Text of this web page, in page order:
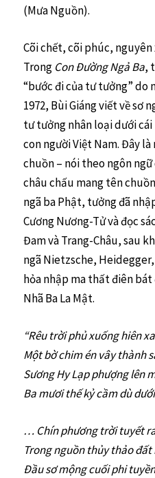
(Mưa Nguồn).
Cõi chết, cõi phúc,
Trong Con Đường Ngả Ba,
“bước đi của tư tưởng” do
1972, Bùi Giáng viết về sơ
tư tưởng nhân loại dưới
con người Việt Nam. Đây
chuồn – nói theo ngôn
châu chấu mang tên
ngã ba Phật, tưởng đã
Cương Nương-Tử và đọc
Đam và Trang-Châu, sau
ngã Nietzsche,
hỏa nhập ma thất điên
Nhã Ba La Mật.
“Rêu trời phủ xuống hiên
Một bờ chim én vây thành
Sương Hy Lạp phượng lên
Ba mươi thế kỷ cầm dù
… Chín phương trời tuyết
Trong nguồn thủy thảo
Đầu sơ mộng cuối phi tuyền